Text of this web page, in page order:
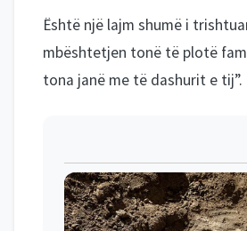
Është një lajm shumë i
mbështetjen tonë të plotë
tona janë me të dashurit e tij”.